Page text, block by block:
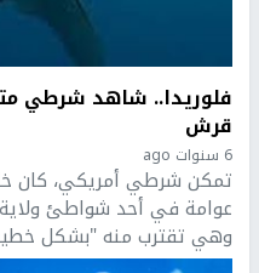
فلوريدا.. شاهد شرطي
قرش
6 سنوات ago
تمكن شرطي أمريكي، كان
عوامة في أحد شواطئ
وهي تقترب منه "بشكل